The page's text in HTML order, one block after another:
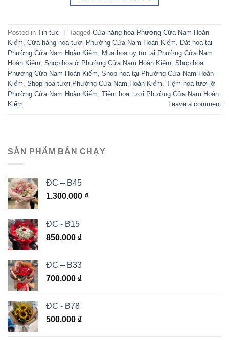
Posted in Tin tức Tagged Cửa hàng hoa Phường Cửa Nam Hoàn
Kiếm Cửa hàng hoa tươi Phường Cửa Nam Hoàn Kiếm Đặt hoa tại
Phường Cửa Nam Hoàn Kiếm
Mua hoa uy tín tại Phường Cửa Nam
Hoàn Kiếm Shop hoa ở Phường Cửa Nam Hoàn Kiếm Shop hoa
Phường Cửa Nam Hoàn Kiếm Shop hoa tại Phường Cửa Nam Hoàn
Kiếm Shop hoa tươi Phường Cửa Nam Hoàn Kiếm Tiệm hoa tươi ở
Phường Cửa Nam Hoàn Kiếm Tiệm hoa tươi Phường Cửa Nam Hoàn
Kiếm
Leave a comment
SẢN PHẨM BÁN CHẠY
ĐC – B45
1.300.000 ₫
ĐC - B15
850.000 ₫
ĐC – B33
700.000 ₫
ĐC - B78
500.000 ₫